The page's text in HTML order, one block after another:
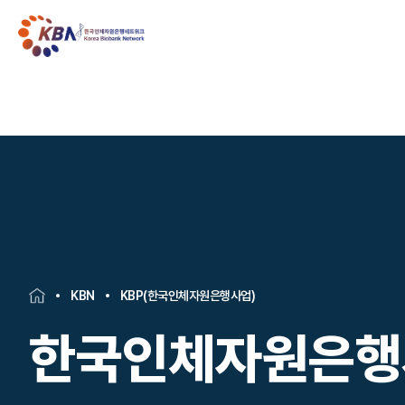
KBN KBP(한국인체자원은행사업)
한국인체자원은